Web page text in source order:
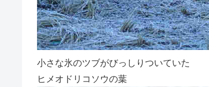
小さな氷のツブがびっしりついていた
ヒメオドリコソウの葉